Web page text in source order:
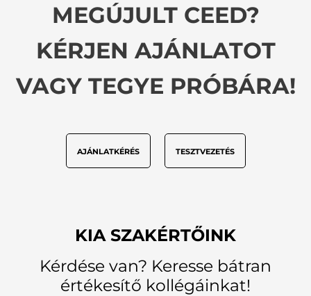
MEGÚJULT CEED?
KÉRJEN AJÁNLATOT
VAGY TEGYE PRÓBÁRA!
AJÁNLATKÉRÉS TESZTVEZETÉS
KIA SZAKÉRTŐINK
Kérdése van? Keresse bátran
értékesítő kollégáinkat!